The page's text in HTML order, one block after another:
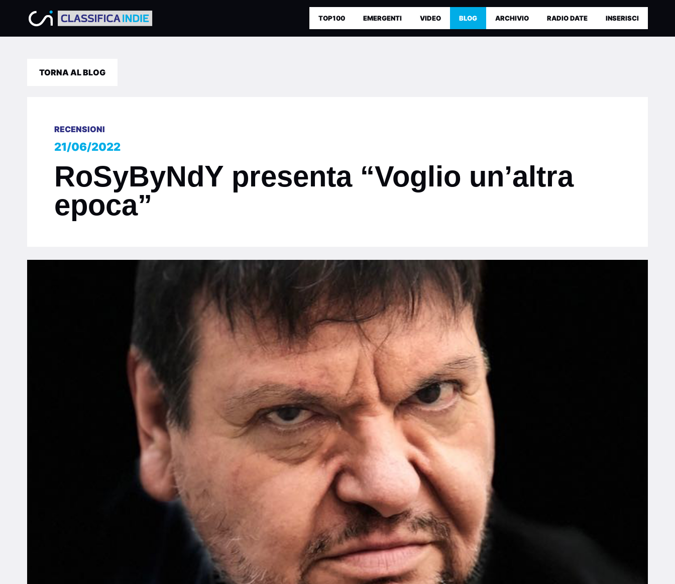
TOP100 EMERGENTI VIDEO BLOG ARCHIVIO RADIO DATE INSERISCI
TORNA AL BLOG
RECENSIONI
21/06/2022
RoSyByNdY presenta “Voglio un’altra
epoca”